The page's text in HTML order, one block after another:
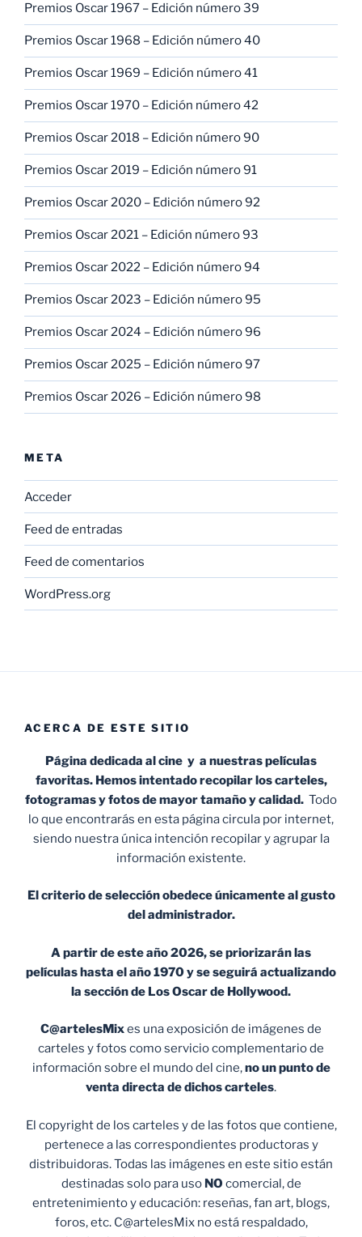
Premios Oscar 1967 – Edición número 39
Premios Oscar 1968 – Edición número 40
Premios Oscar 1969 – Edición número 41
Premios Oscar 1970 – Edición número 42
Premios Oscar 2018 – Edición número 90
Premios Oscar 2019 – Edición número 91
Premios Oscar 2020 – Edición número 92
Premios Oscar 2021 – Edición número 93
Premios Oscar 2022 – Edición número 94
Premios Oscar 2023 – Edición número 95
Premios Oscar 2024 – Edición número 96
Premios Oscar 2025 – Edición número 97
Premios Oscar 2026 – Edición número 98
META
Acceder
Feed de entradas
Feed de comentarios
WordPress.org
ACERCA DE ESTE SITIO
Página dedicada al cine y a nuestras películas
favoritas. Hemos intentado recopilar los carteles,
fotogramas y fotos de mayor tamaño y calidad. Todo
lo que encontrarás en esta página circula por internet,
siendo nuestra única intención recopilar y agrupar la
información existente.
El criterio de selección obedece únicamente al gusto
del administrador.
A partir de este año 2026, se priorizarán las
películas hasta el año 1970 y se seguirá actualizando
la sección de Los Oscar de Hollywood.
C@artelesMixes una exposición de imágenes de
carteles y fotos como servicio complementario de
información sobre el mundo del cine,no un punto de
venta directa de dichos carteles.
El copyright de los carteles y de las fotos que contiene,
pertenece a las correspondientes productoras y
distribuidoras. Todas las imágenes en este sitio están
destinadas solo para uso NO comercial, de
entretenimiento y educación: reseñas, fan art, blogs,
foros, etc. C@artelesMix no está respaldado,